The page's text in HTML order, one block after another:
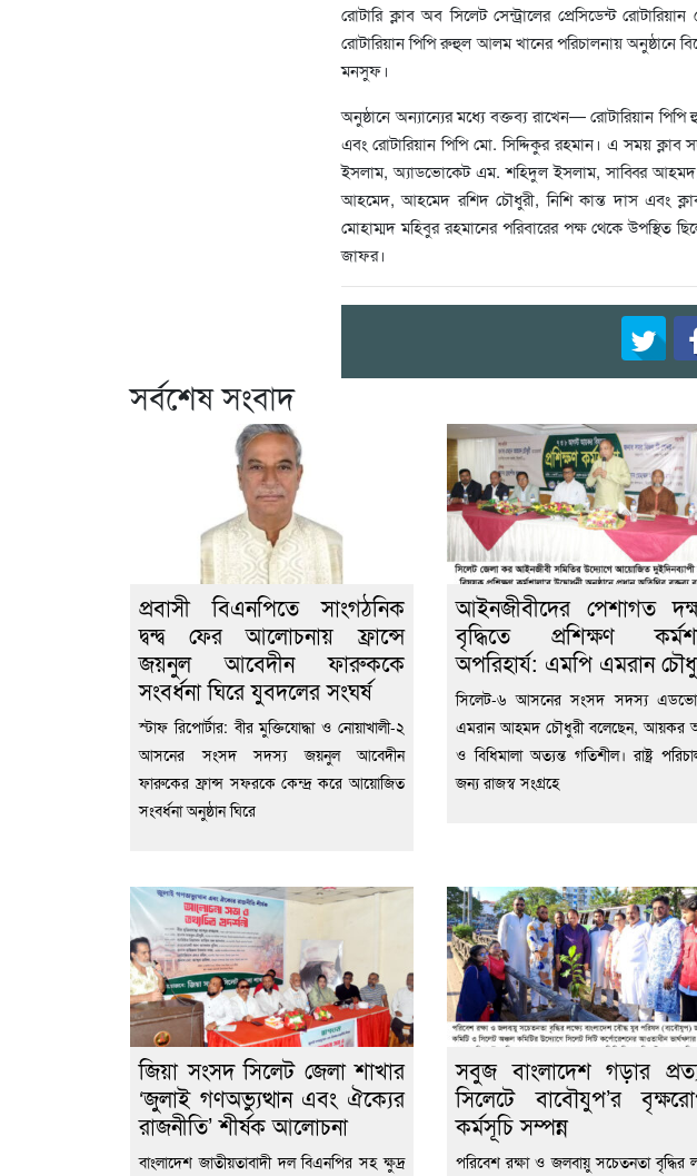
রোটারি ক্লাব অব সিলেট সেন্ট্রালের প্রেসিডেন্ট
রোটারিয়ান পিপি রুহুল আলম খানের পরিচালনায় অনুষ্ঠানে
মনসুফ।
অনুষ্ঠানে অন্যান্যের মধ্যে বক্তব্য রাখেন— রোটারিয়ান
এবং রোটারিয়ান পিপি মো. সিদ্দিকুর রহমান। এ সময়
ইসলাম, অ্যাডভোকেট এম. শহিদুল ইসলাম, সাব্বির
আহমেদ, আহমেদ রশিদ চৌধুরী, নিশি কান্ত দাস এবং ক্লাব
মোহাম্মদ মহিবুর রহমানের পরিবারের পক্ষ থেকে
জাফর।
সর্বশেষ সংবাদ
প্রবাসী বিএনপিতে সাংগঠনিক
দ্বন্দ্ব ফের আলোচনায় ফ্রান্সে
জয়নুল আবেদীন ফারুককে
সংবর্ধনা ঘিরে যুবদলের সংঘর্ষ
স্টাফ রিপোর্টার: বীর মুক্তিযোদ্ধা ও নোয়াখালী-২
আসনের সংসদ সদস্য জয়নুল আবেদীন
ফারুকের ফ্রান্স সফরকে কেন্দ্র করে আয়োজিত
সংবর্ধনা অনুষ্ঠান ঘিরে
আইনজীবীদের পেশাগত
বৃদ্ধিতে প্রশিক্ষণ
অপরিহার্য: এমপি এমরান
‎সিলেট-৬ আসনের সংসদ সদস্য
এমরান আহমদ চৌধুরী বলেছেন, আয়কর
ও বিধিমালা অত্যন্ত গতিশীল। রাষ্ট্র
জন্য রাজস্ব সংগ্রহে
জিয়া সংসদ সিলেট জেলা শাখার
‘জুলাই গণঅভ্যুত্থান এবং ঐক্যের
রাজনীতি’ শীর্ষক আলোচনা
বাংলাদেশ জাতীয়তাবাদী দল বিএনপির সহ ক্ষুদ্র
সবুজ বাংলাদেশ গড়ার
সিলেটে বাবৌযুপ’র
কর্মসূচি সম্পন্ন
পরিবেশ রক্ষা ও জলবায়ু সচেতনতা বৃদ্ধির